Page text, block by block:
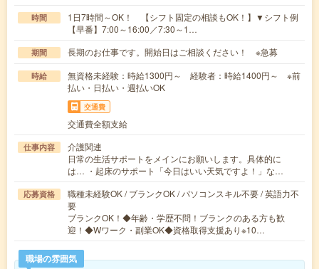
時間
1日7時間～OK！ 【シフト固定の相談もOK！】▼シフト例
【早番】7:00～16:00／7:30～1…
期間 長期のお仕事です。開始日はご相談ください！ ※急募
時給
無資格未経験：時給1300円～ 経験者：時給1400円～ ※前
払い・日払い・週払いOK
交通費
交通費全額支給
仕事内容
介護関連
日常の生活サポートをメインにお願いします。具体的に
は… ・起床のサポート「今日はいい天気ですよ！」な…
応募資格
職種未経験OK / ブランクOK / パソコンスキル不要 / 英語力不
要
ブランクOK！◆年齢・学歴不問！ブランクのある方も歓
迎！◆Wワーク・副業OK◆資格取得支援あり※10…
職場の雰囲気